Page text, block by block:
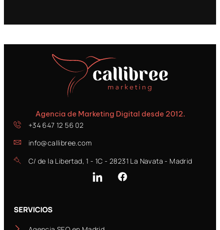
Agencia de Marketing Digital desde 2012.
+34 647 12 56 02
info@callibree.com
C/ de la Libertad, 1 - 1C - 28231 La Navata - Madrid
SERVICIOS